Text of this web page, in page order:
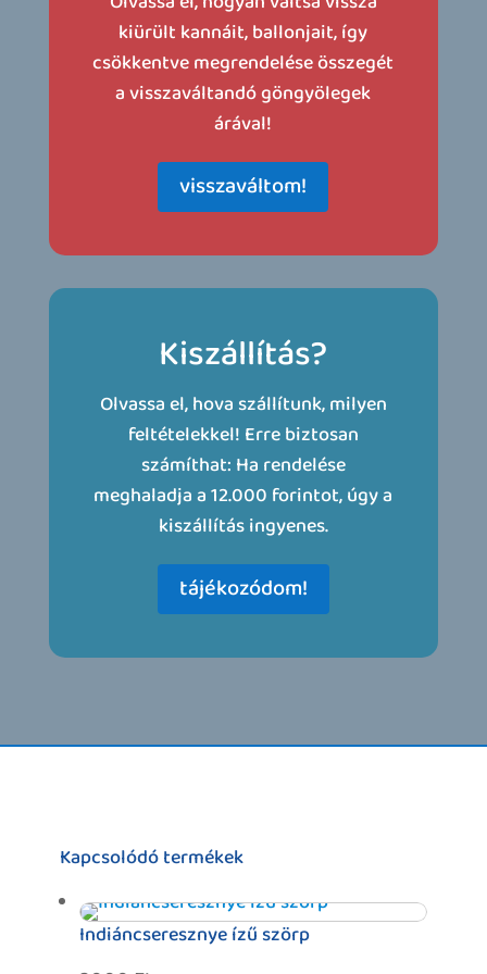
kiürült kannáit, ballonjait, így
csökkentve megrendelése összegét
a visszaváltandó göngyölegek
árával!
visszaváltom!
Kiszállítás?
Olvassa el, hova szállítunk, milyen
feltételekkel! Erre biztosan
számíthat: Ha rendelése
meghaladja a 12.000 forintot, úgy a
kiszállítás ingyenes.
tájékozódom!
Kapcsolódó termékek
Indiáncseresznye ízű szörp